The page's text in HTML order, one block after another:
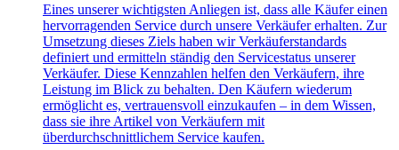
Eines unserer wichtigsten Anliegen ist, dass alle Käufer einen
hervorragenden Service durch unsere Verkäufer erhalten. Zur
Umsetzung dieses Ziels haben wir Verkäuferstandards
definiert und ermitteln ständig den Servicestatus unserer
Verkäufer. Diese Kennzahlen helfen den Verkäufern, ihre
Leistung im Blick zu behalten. Den Käufern wiederum
ermöglicht es, vertrauensvoll einzukaufen – in dem Wissen,
dass sie ihre Artikel von Verkäufern mit
überdurchschnittlichem Service kaufen.